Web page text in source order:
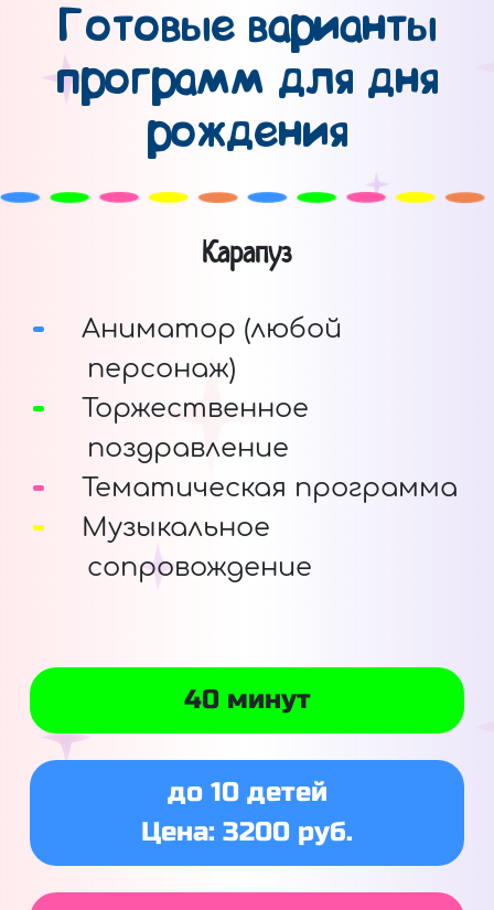
Готовые варианты
программ для дня
рождения
Карапуз
Аниматор (любой
персонаж)
Торжественное
поздравление
Тематическая программа
Музыкальное
сопровождение
40 минут
до 10 детей
Цена: 3200 руб.